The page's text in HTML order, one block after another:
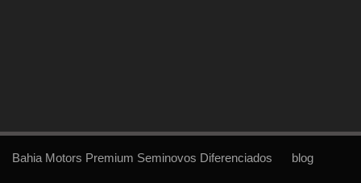
Bahia Motors Premium Seminovos Diferenciados blog